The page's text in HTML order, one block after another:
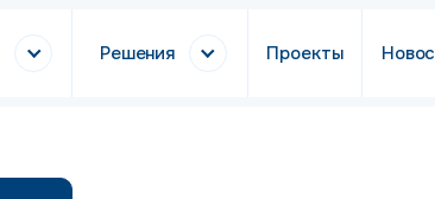
Решения Проекты